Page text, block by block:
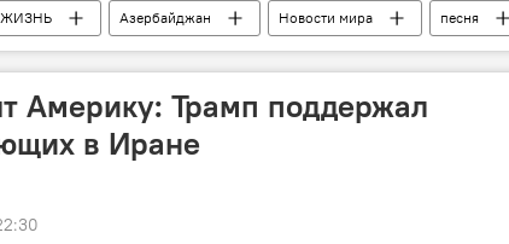
ЖИЗНЬ Азербайджан Новости мира песня
Ройа Айхан Армянские
Америку: Трамп поддержал
в Иране